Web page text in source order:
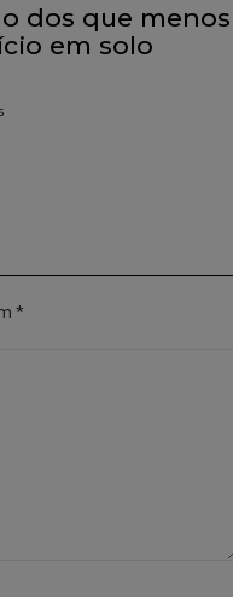
dos que menos
em solo
*